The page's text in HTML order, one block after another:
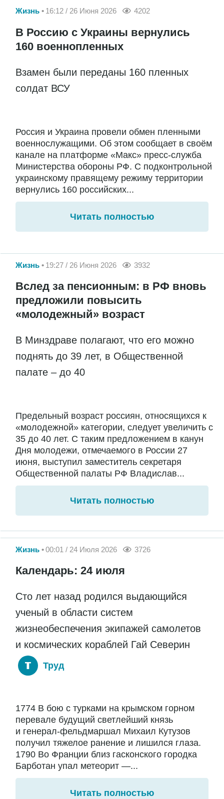
Жизнь 16:12 / 26 Июня 2026 4202
В Россию с Украины вернулись
160 военнопленных
Взамен были переданы 160 пленных
солдат ВСУ
Россия и Украина провели обмен пленными
военнослужащими. Об этом сообщает в своём
канале на платформе «Макс» пресс-служба
Министерства обороны РФ. С подконтрольной
украинскому правящему режиму территории
вернулись 160 российских...
Читать полностью
Жизнь 19:27 / 26 Июня 2026 3932
Вслед за пенсионным: в РФ вновь
предложили повысить
«молодежный» возраст
В Минздраве полагают, что его можно
поднять до 39 лет, в Общественной
палате – до 40
Предельный возраст россиян, относящихся к
«молодежной» категории, следует увеличить с
35 до 40 лет. С таким предложением в канун
Дня молодежи, отмечаемого в России 27
июня, выступил заместитель секретаря
Общественной палаты РФ Владислав...
Читать полностью
Жизнь 00:01 / 24 Июля 2026 3726
Календарь: 24 июля
Сто лет назад родился выдающийся
ученый в области систем
жизнеобеспечения экипажей самолетов
и космических кораблей Гай Северин
Труд
1774 В бою с турками на крымском горном
перевале будущий светлейший князь
и генерал-фельдмаршал Михаил Кутузов
получил тяжелое ранение и лишился глаза.
1790 Во Франции близ гасконского городка
Барботан упал метеорит —...
Читать полностью